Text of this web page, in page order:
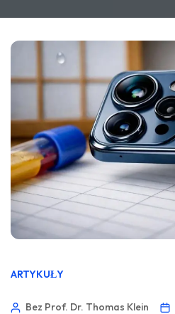
ARTYKUŁY
Bez Prof. Dr. Thomas Klein